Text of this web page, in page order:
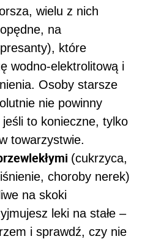
wielu z nich
na
które
wodno-elektrolitową i
Osoby starsze
nie powinny
to konieczne, tylko
towarzystwie.
(cukrzyca,
choroby nerek)
na skoki
leki na stałe –
i sprawdź, czy nie